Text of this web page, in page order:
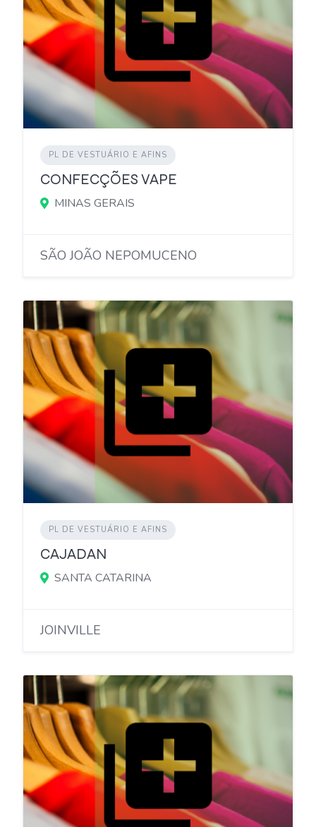
PL DE VESTUÁRIO E AFINS
CONFECÇÕES VAPE
MINAS GERAIS
SÃO JOÃO NEPOMUCENO
PL DE VESTUÁRIO E AFINS
CAJADAN
SANTA CATARINA
JOINVILLE